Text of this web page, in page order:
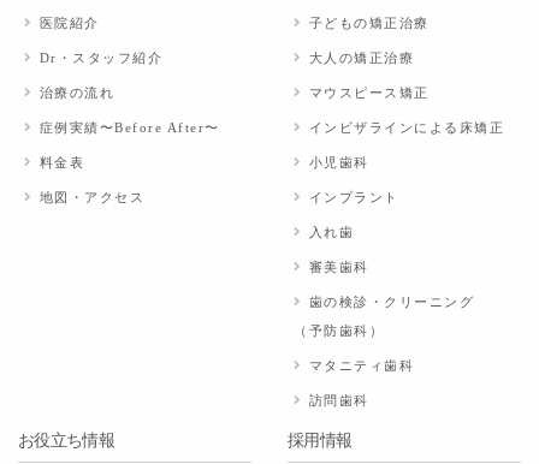
医院紹介
Dr・スタッフ紹介
治療の流れ
症例実績〜Before After〜
料金表
地図・アクセス
子どもの矯正治療
大人の矯正治療
マウスピース矯正
インビザラインによる床矯正
小児歯科
インプラント
入れ歯
審美歯科
歯の検診・クリーニング
（予防歯科）
マタニティ歯科
訪問歯科
お役立ち情報 採用情報